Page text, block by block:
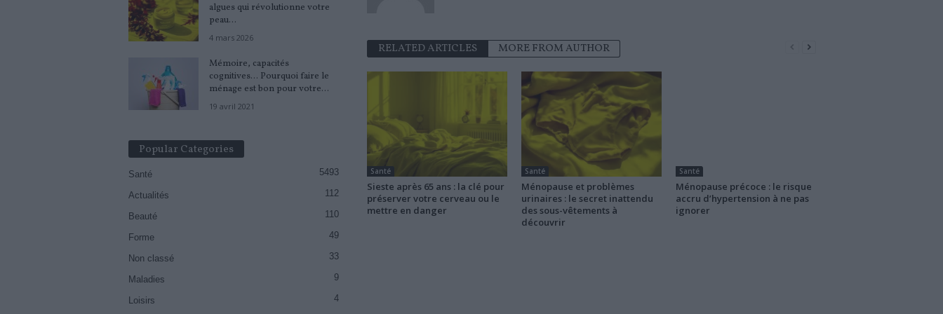
RELATED ARTICLES MORE FROM AUTHOR
Santé
Sieste après 65 ans : la clé pour
préserver votre cerveau ou le
mettre en danger
Santé
Ménopause et problèmes
urinaires : le secret inattendu
des sous-vêtements à
découvrir
Santé
Ménopause précoce : le risque
accru d’hypertension à ne pas
ignorer
algues qui révolutionne votre
peau...
4 mars 2026
Mémoire, capacités
cognitives… Pourquoi faire le
ménage est bon pour votre...
19 avril 2021
Popular Categories
Santé 5493
Actualités 112
Beauté 110
Forme 49
Non classé 33
Maladies 9
Loisirs 4